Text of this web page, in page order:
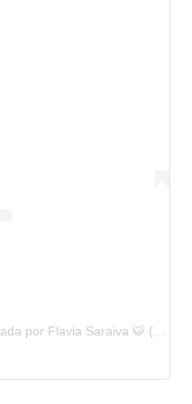
Saraiva 🐯 (@flavialopessaraiva)